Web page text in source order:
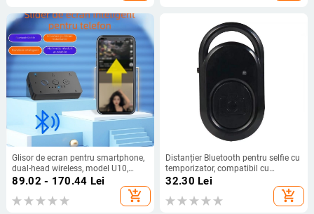
Glisor de ecran pentru smartphone,
dual-head wireless, model U10,
Bluetooth 4.0, ABS, 60 g
89.02 - 170.44 Lei
add_shopping_cart
Distanțier Bluetooth pentru selfie cu
temporizator, compatibil cu
majoritatea telefoanelor, corp din
32.30 Lei
add_shopping_cart